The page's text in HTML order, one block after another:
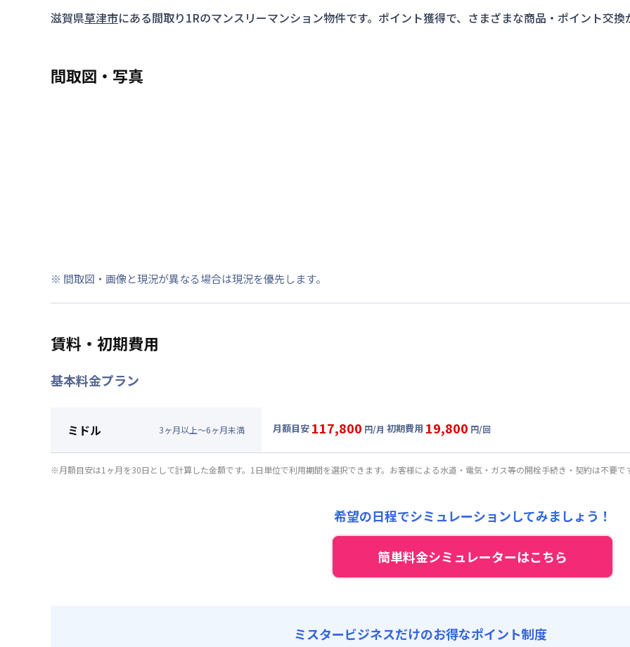
滋賀県草津市にある間取り1Rのマンスリーマンション物件です。ポイント獲得で、さまざまな商品・ポイント交換
間取図・写真
※ 間取図・画像と現況が異なる場合は現況を優先します。
賃料・初期費用
基本料金プラン
ミドル 3ヶ月以上～6ヶ月未満 月額目安 117,800 円/月 初期費用 19,800 円/回
月額賃料目安(30日利用)
15,000円/回 (税抜)
※月額目安は1ヶ月を30日として計算した金額です。1日単位で利用期間を選択できます。お客様による水道・電気・ガス等の開栓手続き・契約は不要で
希望の日程でシミュレーションしてみましょう！
簡単料金シミュレーターはこちら
ミスタービジネスだけのお得なポイント制度